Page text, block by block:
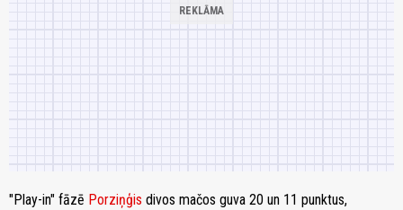
"Play-in" fāzē Porziņģis divos mačos guva 20 un 11 punktus,